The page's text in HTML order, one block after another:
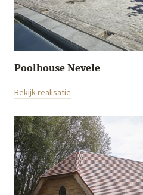
Poolhouse Nevele
Bekijk realisatie